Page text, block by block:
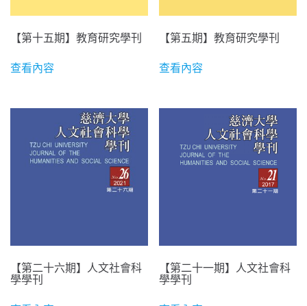
【第十五期】教育研究學刊
查看內容
【第五期】教育研究學刊
查看內容
【第二十六期】人文社會科
學學刊
【第二十一期】人文社會科
學學刊